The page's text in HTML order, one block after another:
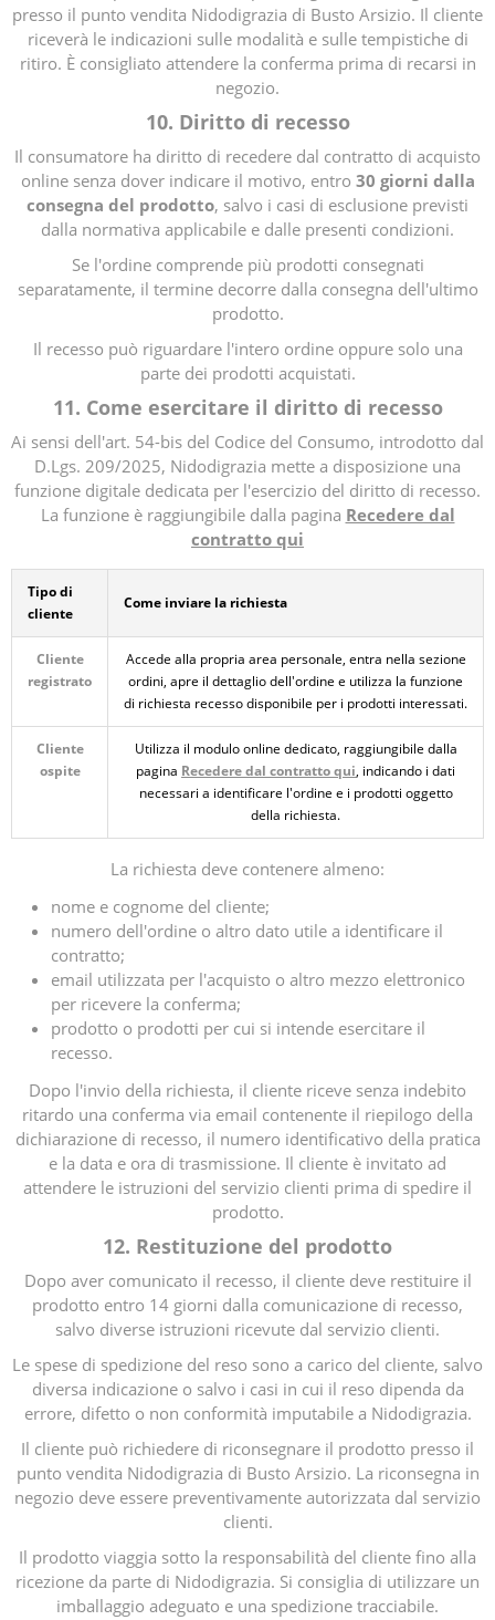
presso il punto vendita Nidodigrazia di Busto Arsizio. Il cliente
riceverà le indicazioni sulle modalità e sulle tempistiche di
ritiro. È consigliato attendere la conferma prima di recarsi in
negozio.
10. Diritto di recesso
Il consumatore ha diritto di recedere dal contratto di acquisto
online senza dover indicare il motivo, entro 30 giorni dalla
consegna del prodotto, salvo i casi di esclusione previsti
dalla normativa applicabile e dalle presenti condizioni.
Se l'ordine comprende più prodotti consegnati
separatamente, il termine decorre dalla consegna dell'ultimo
prodotto.
Il recesso può riguardare l'intero ordine oppure solo una
parte dei prodotti acquistati.
11. Come esercitare il diritto di recesso
Ai sensi dell'art. 54-bis del Codice del Consumo, introdotto dal
D.Lgs. 209/2025, Nidodigrazia mette a disposizione una
funzione digitale dedicata per l'esercizio del diritto di recesso.
La funzione è raggiungibile dalla pagina Recedere dal
contratto qui
Tipo di
cliente
Come inviare la richiesta
Cliente
registrato
Accede alla propria area personale, entra nella sezione
ordini, apre il dettaglio dell'ordine e utilizza la funzione
di richiesta recesso disponibile per i prodotti interessati.
Cliente
ospite
Utilizza il modulo online dedicato, raggiungibile dalla
pagina Recedere dal contratto qui, indicando i dati
necessari a identificare l'ordine e i prodotti oggetto
della richiesta.
La richiesta deve contenere almeno:
nome e cognome del cliente;
numero dell'ordine o altro dato utile a identificare il
contratto;
email utilizzata per l'acquisto o altro mezzo elettronico
per ricevere la conferma;
prodotto o prodotti per cui si intende esercitare il
recesso.
Dopo l'invio della richiesta, il cliente riceve senza indebito
ritardo una conferma via email contenente il riepilogo della
dichiarazione di recesso, il numero identificativo della pratica
e la data e ora di trasmissione. Il cliente è invitato ad
attendere le istruzioni del servizio clienti prima di spedire il
prodotto.
12. Restituzione del prodotto
Dopo aver comunicato il recesso, il cliente deve restituire il
prodotto entro 14 giorni dalla comunicazione di recesso,
salvo diverse istruzioni ricevute dal servizio clienti.
Le spese di spedizione del reso sono a carico del cliente, salvo
diversa indicazione o salvo i casi in cui il reso dipenda da
errore, difetto o non conformità imputabile a Nidodigrazia.
Il cliente può richiedere di riconsegnare il prodotto presso il
punto vendita Nidodigrazia di Busto Arsizio. La riconsegna in
negozio deve essere preventivamente autorizzata dal servizio
clienti.
Il prodotto viaggia sotto la responsabilità del cliente fino alla
ricezione da parte di Nidodigrazia. Si consiglia di utilizzare un
imballaggio adeguato e una spedizione tracciabile.